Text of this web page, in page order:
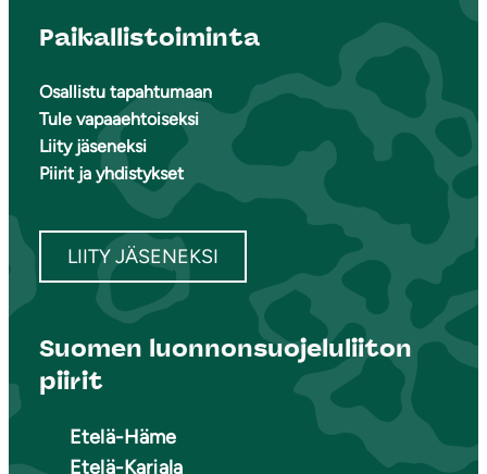
Paikallistoiminta
Osallistu tapahtumaan
Tule vapaaehtoiseksi
Liity jäseneksi
Piirit ja yhdistykset
LIITY JÄSENEKSI
Suomen luonnonsuojeluliiton
piirit
Etelä-Häme
Etelä-Karjala